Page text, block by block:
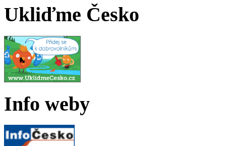
Ukliďme Česko
Info weby